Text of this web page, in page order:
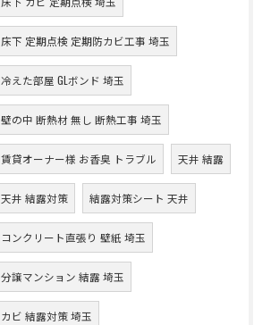
床下 定期点検 定期防カビ工事 埼玉
冷えた部屋 GLボンド 埼玉
壁の中 断熱材 無し 断熱工事 埼玉
賃貸オーナー様 お香臭 トラブル 天井 結露
天井 結露対策 結露対策シート 天井
コンクリート直張り 壁紙 埼玉
分譲マンション 結露 埼玉
カビ 結露対策 埼玉